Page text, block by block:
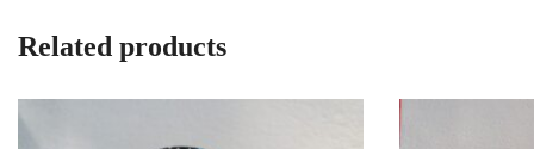
Related products